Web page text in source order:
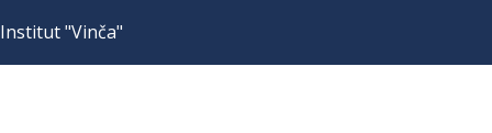
Institut "Vinča"